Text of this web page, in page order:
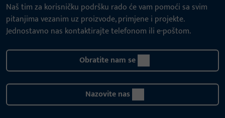
Naš tim za korisničku podršku rado će vam pomoći sa svim
pitanjima vezanim uz proizvode, primjene i projekte.
Jednostavno nas kontaktirajte telefonom ili e-poštom.
Obratite nam se
Nazovite nas